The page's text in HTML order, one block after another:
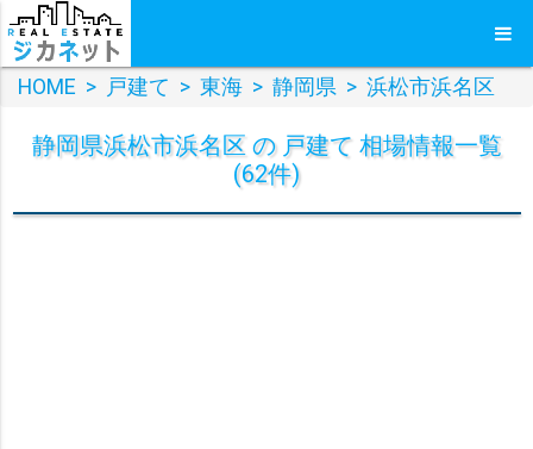
HOME > 戸建て > 東海 > 静岡県 > 浜松市浜名区
静岡県浜松市浜名区 の 戸建て 相場情報一覧
(62件)